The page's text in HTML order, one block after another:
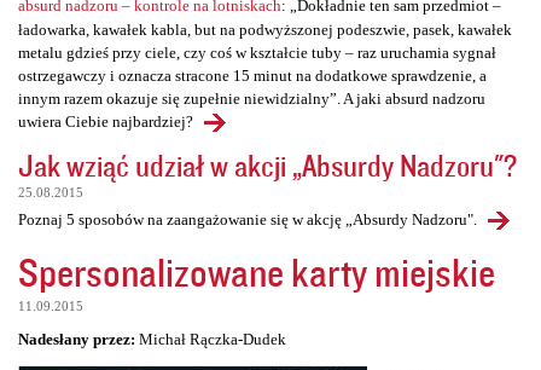
absurd nadzoru – kontrole na lotniskach: „Dokładnie ten sam przedmiot –
ładowarka, kawałek kabla, but na podwyższonej podeszwie, pasek, kawałek
metalu gdzieś przy ciele, czy coś w kształcie tuby – raz uruchamia sygnał
ostrzegawczy i oznacza stracone 15 minut na dodatkowe sprawdzenie, a
innym razem okazuje się zupełnie niewidzialny”. A jaki absurd nadzoru
uwiera Ciebie najbardziej?
Jak wziąć udział w akcji „Absurdy Nadzoru"?
25.08.2015
Poznaj 5 sposobów na zaangażowanie się w akcję „Absurdy Nadzoru".
Spersonalizowane karty miejskie
11.09.2015
Nadesłany przez: Michał Rączka-Dudek